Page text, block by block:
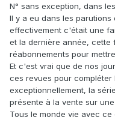
N° sans exception, dans
Il y a eu dans les
effectivement c'était une
et la dernière année, cette
réabonnements pour
Et c'est vrai que de nos
ces revues pour compléter
exceptionnellement, la
présente à la vente sur
Tous le monde vie avec ce